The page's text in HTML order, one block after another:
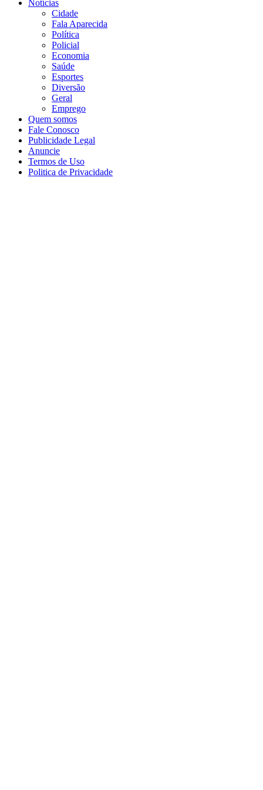
Notícias
Cidade
Fala Aparecida
Política
Policial
Economia
Saúde
Esportes
Diversão
Geral
Emprego
Quem somos
Fale Conosco
Publicidade Legal
Anuncie
Termos de Uso
Politica de Privacidade